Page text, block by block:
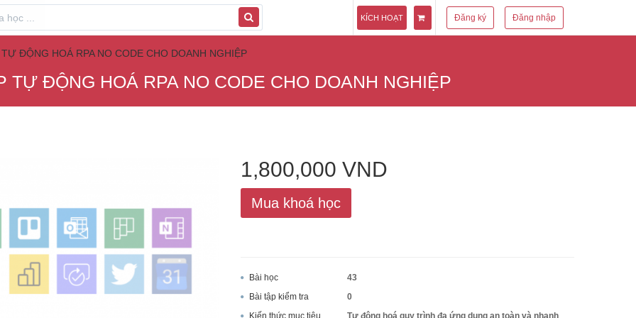
KÍCH HOẠT Đăng ký Đăng nhập
ĐỘNG HOÁ RPA NO CODE CHO DOANH NGHIỆP
TỰ ĐỘNG HOÁ RPA NO CODE CHO DOANH NGHIỆP
1,800,000 VND
Mua khoá học
Bài học
43
Bài tập kiểm tra
0
Kiến thức mục tiêu
Tự động hoá quy trình đa ứng dụng an toàn và nhanh